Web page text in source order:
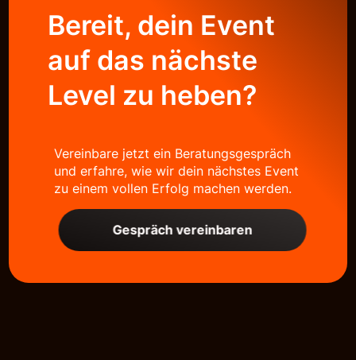
Bereit, dein Event
auf das nächste
Level zu heben?
Vereinbare jetzt ein Beratungsgespräch
und erfahre, wie wir dein nächstes Event
zu einem vollen Erfolg machen werden.
Gespräch vereinbaren